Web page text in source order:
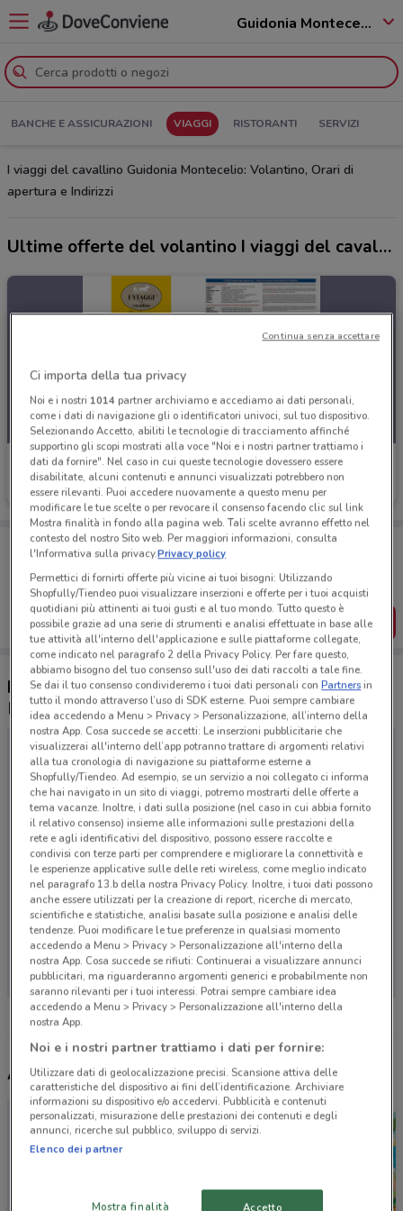
Guidonia Montecelio - 00010
BANCHE E ASSICURAZIONI VIAGGI RISTORANTI SERVIZI
I viaggi del cavallino Guidonia Montecelio: Volantino, Orari di
apertura e Indirizzi
Ultime offerte del volantino I viaggi del cavallino
I viaggi del cavallino
Scade il 30/11
Porta DoveConviene sempre con te!
Puoi trovare le migliori offerte dei negozi vicino a te,
salvarle e creare la tua lista del risparmio, comodamente
dal tuo cellulare.
SCARICA L’APP
Negozi I viaggi del cavallino a Guidonia
Montecelio
Non ci sono negozi nelle vicinanze
Altri volantini nelle vicinanze
Ci importa della tua privacy
Noi e i nostri 1014partner archiviamo e accediamo ai dati personali,
come i dati di navigazione gli o identificatori univoci, sul tuo dispositivo.
Selezionando Accetto, abiliti le tecnologie di tracciamento affinché
supportino gli scopi mostrati alla voce "Noi e i nostri partner trattiamo i
dati da fornire". Nel caso in cui queste tecnologie dovessero essere
disabilitate, alcuni contenuti e annunci visualizzati potrebbero non
essere rilevanti. Puoi accedere nuovamente a questo menu per
modificare le tue scelte o per revocare il consenso facendo clic sul link
Mostra finalità in fondo alla pagina web. Tali scelte avranno effetto nel
contesto del nostro Sito web. Per maggiori informazioni, consulta
l'Informativa sulla privacy.Privacy policy
Permettici di fornirti offerte più vicine ai tuoi bisogni: Utilizzando
Shopfully/Tiendeo puoi visualizzare inserzioni e offerte per i tuoi acquisti
quotidiani più attinenti ai tuoi gusti e al tuo mondo. Tutto questo è
possibile grazie ad una serie di strumenti e analisi effettuate in base alle
tue attività all'interno dell'applicazione e sulle piattaforme collegate,
come indicato nel paragrafo 2 della Privacy Policy. Per fare questo,
abbiamo bisogno del tuo consenso sull'uso dei dati raccolti a tale fine.
Se dai il tuo consenso condivideremo i tuoi dati personali conPartnersin
tutto il mondo attraverso l’uso di SDK esterne. Puoi sempre cambiare
idea accedendo a Menu > Privacy > Personalizzazione, all’interno della
nostra App. Cosa succede se accetti: Le inserzioni pubblicitarie che
visualizzerai all'interno dell’app potranno trattare di argomenti relativi
alla tua cronologia di navigazione su piattaforme esterne a
Shopfully/Tiendeo. Ad esempio, se un servizio a noi collegato ci informa
che hai navigato in un sito di viaggi, potremo mostrarti delle offerte a
tema vacanze. Inoltre, i dati sulla posizione (nel caso in cui abbia fornito
il relativo consenso) insieme alle informazioni sulle prestazioni della
rete e agli identificativi del dispositivo, possono essere raccolte e
condivisi con terze parti per comprendere e migliorare la connettività e
le esperienze applicative sulle delle reti wireless, come meglio indicato
nel paragrafo 13.b della nostra Privacy Policy. Inoltre, i tuoi dati possono
anche essere utilizzati per la creazione di report, ricerche di mercato,
scientifiche e statistiche, analisi basate sulla posizione e analisi delle
tendenze. Puoi modificare le tue preferenze in qualsiasi momento
accedendo a Menu > Privacy > Personalizzazione all'interno della
nostra App. Cosa succede se rifiuti: Continuerai a visualizzare annunci
pubblicitari, ma riguarderanno argomenti generici e probabilmente non
saranno rilevanti per i tuoi interessi. Potrai sempre cambiare idea
accedendo a Menu > Privacy > Personalizzazione all'interno della
nostra App.
Noi e i nostri partner trattiamo i dati per fornire:
Utilizzare dati di geolocalizzazione precisi. Scansione attiva delle
caratteristiche del dispositivo ai fini dell’identificazione. Archiviare
informazioni su dispositivo e/o accedervi. Pubblicità e contenuti
personalizzati, misurazione delle prestazioni dei contenuti e degli
annunci, ricerche sul pubblico, sviluppo di servizi.
Elenco dei partner
Mostra finalità Accetto
Continua senza accettare